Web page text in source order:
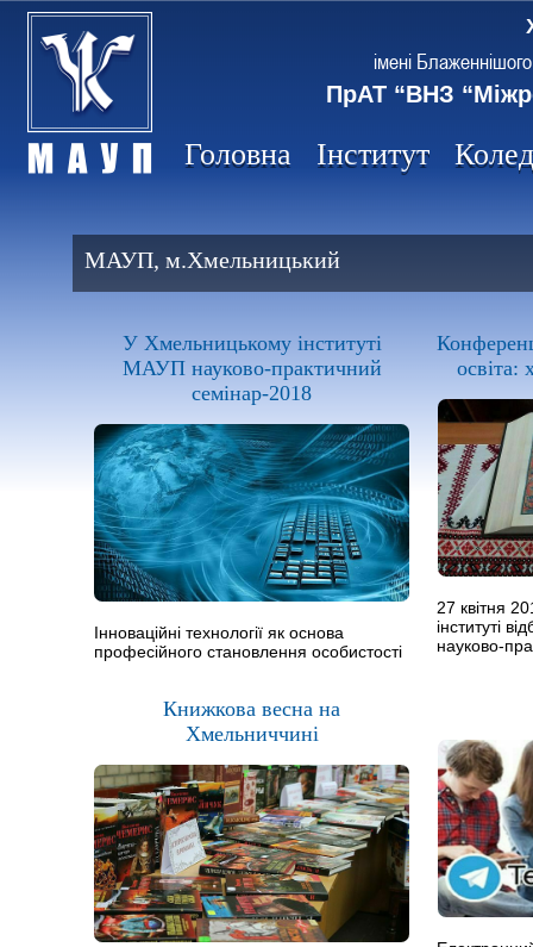
імені
ПрАТ “ВНЗ
Головна Інститут
МАУП, м.Хмельницький
У Хмельницькому інституті
МАУП науково-практичний
семінар-2018
Інноваційні технології як основа
професійного становлення особистості
освіта:
27 квітня
інституті
науково-
Книжкова весна на
Хмельниччині